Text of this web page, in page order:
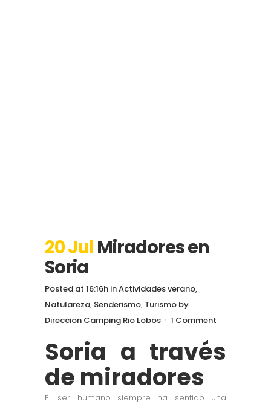
20 Jul Miradores en
Soria
Posted at 16:16h inActividades verano,
Natulareza, Senderismo, Turismo by
Direccion Camping Rio Lobos
1 Comment
Soria a través
de miradores
El ser humano siempre ha sentido una